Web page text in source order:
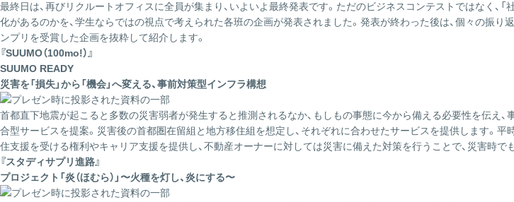
最終日は、再びリクルートオフィスに全員が集まり、いよいよ最終発表です。ただのビジネスコンテストではなく、
化があるのかを、学生ならではの視点で考えられた各班の企画が発表されました。発表が終わった後は、個々の振
ンプリを受賞した企画を抜粋して紹介します。
『SUUMO（100mo!）』
SUUMO READY
災害を「損失」から「機会」へ変える、事前対策型インフラ構想
首都直下地震が起こると多数の災害弱者が発生すると推測されるなか、もしもの事態に今から備える必要性を伝え
合型サービスを提案。災害後の首都圏在留組と地方移住組を想定し、それぞれに合わせたサービスを提供します。
住支援を受ける権利やキャリア支援を提供し、不動産オーナーに対しては災害に備えた対策を行うことで、災害時で
『スタディサプリ進路』
プロジェクト「炎（ほむら）」〜火種を灯し、炎にする〜